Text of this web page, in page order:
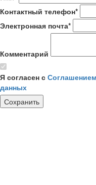
Контактный телефон*
Электронная почта*
Комментарий
Я согласен с
данных